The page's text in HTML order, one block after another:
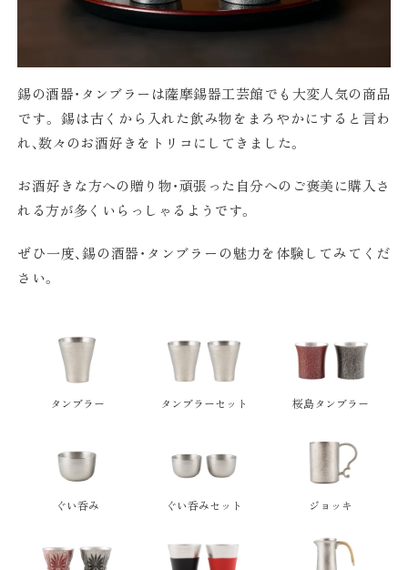
錫の酒器・タンブラーは薩摩錫器工芸館でも大変人気の商品
です。 錫は古くから入れた飲み物をまろやかにすると言わ
れ、数々のお酒好きをトリコにしてきました。
お酒好きな方への贈り物・頑張った自分へのご褒美に購入さ
れる方が多くいらっしゃるようです。
ぜひ一度、錫の酒器・タンブラーの魅力を体験してみてくだ
さい。
タンブラー タンブラーセット 桜島タンブラー
ぐい呑み ぐい呑みセット ジョッキ